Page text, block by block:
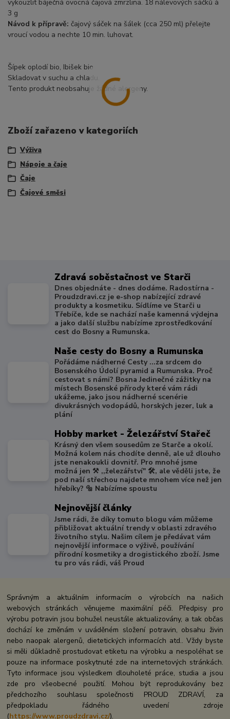
vykouzlit báječná ovocná čajová zmrzlina. 18 nálevových sáčků à
3 g
Návod k přípravě: čajový sáček na šálek (cca 250 ml) přelejte
vroucí vodou a nechte 10 min. luhovat.
Šípek oplodí bio, Ibišek bio
Skladovat v suchu a chladu.
Tento produkt neobsahuje žádné alergeny.
Zboží zařazeno v kategoriích
Výživa
Nápoje a čaje
Čaje
Čajové směsi
Zdravá soběstačnost ve Starči
Dnes objednáte - dnes dodáme. Radostírna -
Proudzdravi.cz je e-shop nabízející zdravé
produkty a kosmetiku. Sídlíme ve Starči u
Třebíče, kde se nachází naše kamenná výdejna
a jako další službu nabízíme zprostředkování
cest do Bosny a Rumunska.
Naše cesty do Bosny a Rumunska
Pořádáme nádherné Cesty ...za srdcem do
Bosenského Údolí pyramid a Rumunska. Proč
cestovat s námi? Bosna Jedinečné zážitky na
místech Bosenské přírody které vám rádi
ukážeme, jako jsou nádherné scenérie
divukrásných vodopádů, horských jezer, luk a
plání
Hobby market - Železářství Stařeč
Krásný den všem sousedům ze Starče a okolí.
Možná kolem nás chodíte denně, ale už dlouho
jste nenakoukli dovnitř. Pro mnohé jsme
možná jen ⚒️ ,,železářství" 🛠️, ale věděli jste, že
pod naší střechou najdete mnohem více než jen
hřebíky? 🔩 Nabízíme spoustu
Nejnovější články
Jsme rádi, že díky tomuto blogu vám můžeme
přibližovat aktuální trendy v oblasti zdravého
životního stylu. Našim cílem je předávat vám
nejnovější informace o výživě, používání
přírodní kosmetiky a drogistického zboží. Jsme
tu pro vás rádi, váš Proud
Správným a aktuálním informacím o výrobcích na našich
webových stránkách věnujeme maximální péči. Předpisy pro
výrobu potravin jsou bohužel neustále aktualizovány, a tak občas
dochází ke změnám v uváděném složení potravin, obsahu živin
nebo naopak alergenů, dietetických informacích atd.. Vždy byste
si měli důkladně prostudovat etiketu na výrobku a nespoléhat se
pouze na informace poskytnuté zde na internetových stránkách.
Tyto informace jsou výsledkem dlouholeté práce, studia a jsou
zde pro všeobecné použití. Mohou být reprodukovány bez
předchozího souhlasu společnosti PROUD ZDRAVÍ, za
předpokladu řádného uvedení zdroje
(https://www.proudzdravi.cz/).